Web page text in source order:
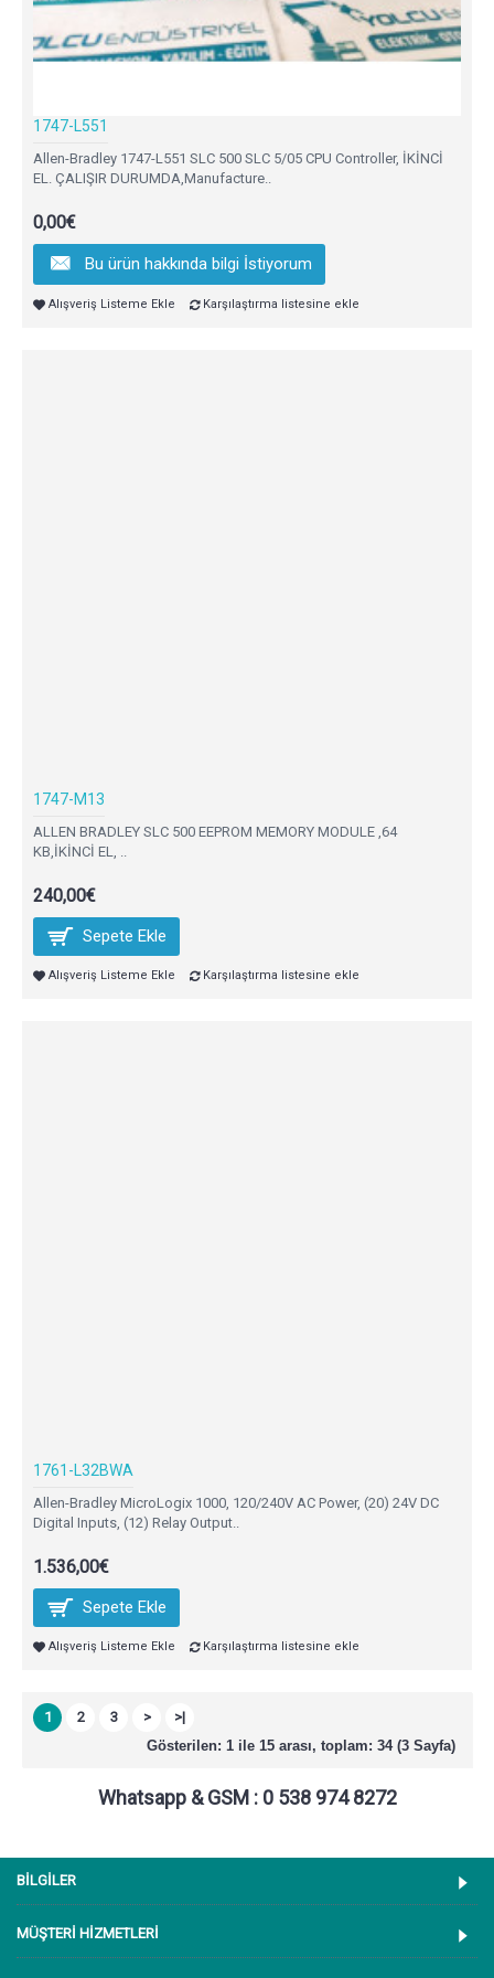
1747-L551
Allen-Bradley 1747-L551 SLC 500 SLC 5/05 CPU Controller, İKİNCİ
EL. ÇALIŞIR DURUMDA,Manufacture..
0,00€
Bu ürün hakkında bilgi İstiyorum
Alışveriş Listeme Ekle Karşılaştırma listesine ekle
1747-M13
ALLEN BRADLEY SLC 500 EEPROM MEMORY MODULE ,64
KB,İKİNCİ EL, ..
240,00€
Sepete Ekle
Alışveriş Listeme Ekle Karşılaştırma listesine ekle
1761-L32BWA
Allen-Bradley MicroLogix 1000, 120/240V AC Power, (20) 24V DC
Digital Inputs, (12) Relay Output..
1.536,00€
Sepete Ekle
Alışveriş Listeme Ekle Karşılaştırma listesine ekle
1 2 3 >
>|
Gösterilen: 1 ile 15 arası, toplam: 34 (3 Sayfa)
Whatsapp & GSM : 0 538 974 8272
BİLGİLER
MÜŞTERİ HİZMETLERİ